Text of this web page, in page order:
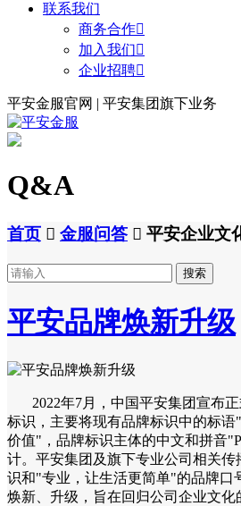
联系我们
商务合作
加入我们
企业招聘
平安金服官网 | 平安集团旗下业务
Q&A
首页  金服问答  平安企业文
搜索
平安品牌焕新升级
2022年7月，中国平安集团宣布正
标识，主要将现有品牌标识中的标
价值"，品牌标识主体的中文和拼音
计。平安集团及旗下专业公司相关
识和"专业，让生活更简单"的品牌
焕新、升级，旨在回归公司企业文